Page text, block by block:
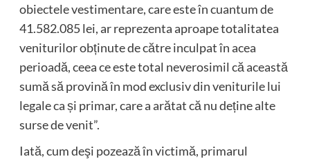
obiectele vestimentare, care este în cuantum de
41.582.085 lei, ar reprezenta aproape totalitatea
veniturilor obținute de către inculpat în acea
perioadă, ceea ce este total neverosimil că această
sumă să provină în mod exclusiv din veniturile lui
legale ca și primar, care a arătat că nu deține alte
surse de venit”.
Iată, cum deşi pozează în victimă, primarul